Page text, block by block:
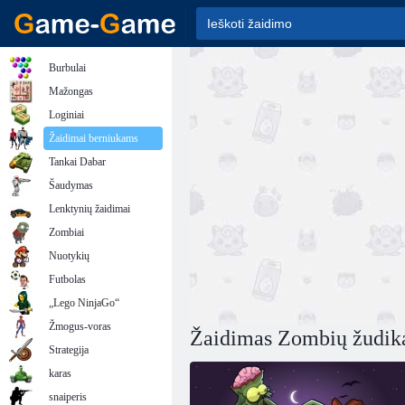
Žaidimas Zombių
Burbulai
Mažongas
Loginiai
Žaidimai berniukams
Tankai Dabar
Šaudymas
Lenktynių žaidimai
Zombiai
Nuotykių
Futbolas
„Lego NinjaGo“
Žmogus-voras
Strategija
karas
snaiperis